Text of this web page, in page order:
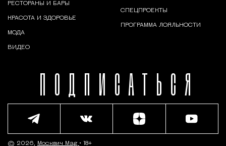
ПОДПИСАТЬСЯ
РЕСТОРАНЫ И БАРЫ
КРАСОТА И ЗДОРОВЬЕ
МОДА
ВИДЕО
СПЕЦПРОЕКТЫ
ПРОГРАММА ЛОЯЛЬНОСТИ
© 2026, Москвич Mag • 18+